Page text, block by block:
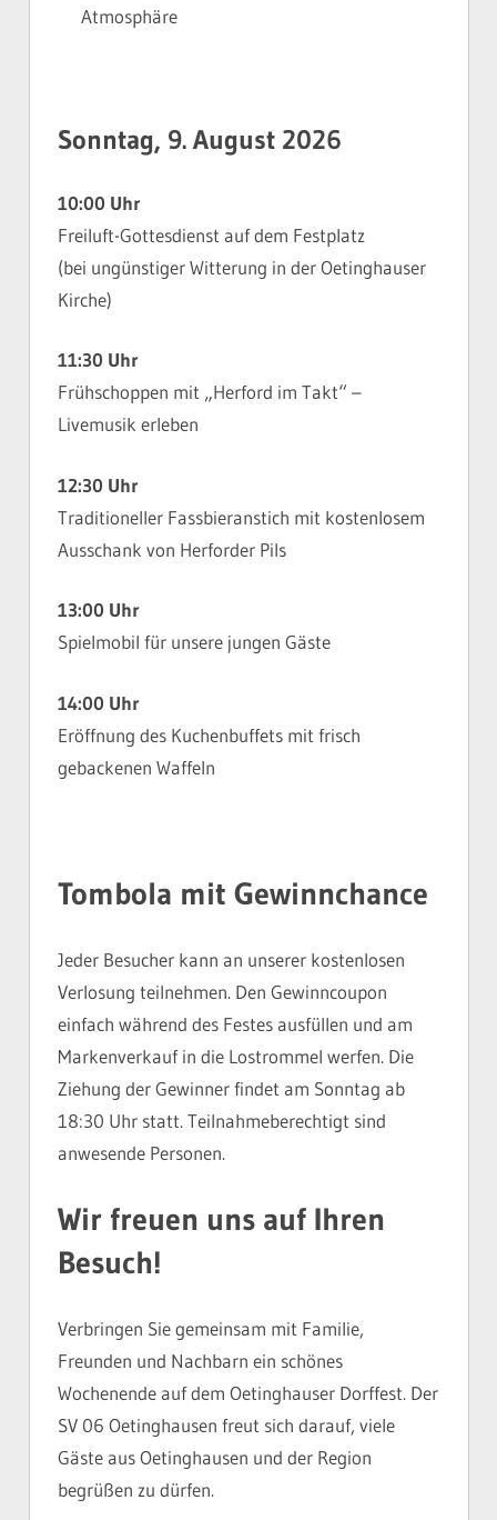
Atmosphäre
Sonntag, 9. August 2026
10:00 Uhr
Freiluft-Gottesdienst auf dem Festplatz
(bei ungünstiger Witterung in der Oetinghauser
Kirche)
11:30 Uhr
Frühschoppen mit „Herford im Takt“ –
Livemusik erleben
12:30 Uhr
Traditioneller Fassbieranstich mit kostenlosem
Ausschank von Herforder Pils
13:00 Uhr
Spielmobil für unsere jungen Gäste
14:00 Uhr
Eröffnung des Kuchenbuffets mit frisch
gebackenen Waffeln
Tombola mit Gewinnchance
Jeder Besucher kann an unserer kostenlosen
Verlosung teilnehmen. Den Gewinncoupon
einfach während des Festes ausfüllen und am
Markenverkauf in die Lostrommel werfen. Die
Ziehung der Gewinner findet am Sonntag ab
18:30 Uhr statt. Teilnahmeberechtigt sind
anwesende Personen.
Wir freuen uns auf Ihren
Besuch!
Verbringen Sie gemeinsam mit Familie,
Freunden und Nachbarn ein schönes
Wochenende auf dem Oetinghauser Dorffest. Der
SV 06 Oetinghausen freut sich darauf, viele
Gäste aus Oetinghausen und der Region
begrüßen zu dürfen.